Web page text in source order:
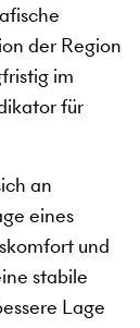
der Region
im
für
an
eines
und
stabile
Lage